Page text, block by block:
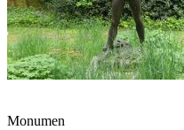
Monumen